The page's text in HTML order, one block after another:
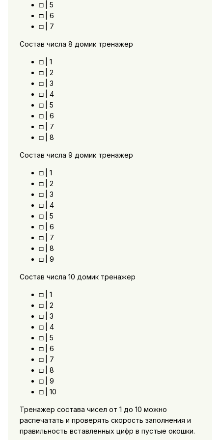
□ | 5
□ | 6
□ | 7
Состав числа 8 домик тренажер
□ | 1
□ | 2
□ | 3
□ | 4
□ | 5
□ | 6
□ | 7
□ | 8
Состав числа 9 домик тренажер
□ | 1
□ | 2
□ | 3
□ | 4
□ | 5
□ | 6
□ | 7
□ | 8
□ | 9
Состав числа 10 домик тренажер
□ | 1
□ | 2
□ | 3
□ | 4
□ | 5
□ | 6
□ | 7
□ | 8
□ | 9
□ | 10
Тренажер состава чисел от 1 до 10 можно
распечатать и проверять скорость заполнения и
правильность вставленных цифр в пустые окошки.